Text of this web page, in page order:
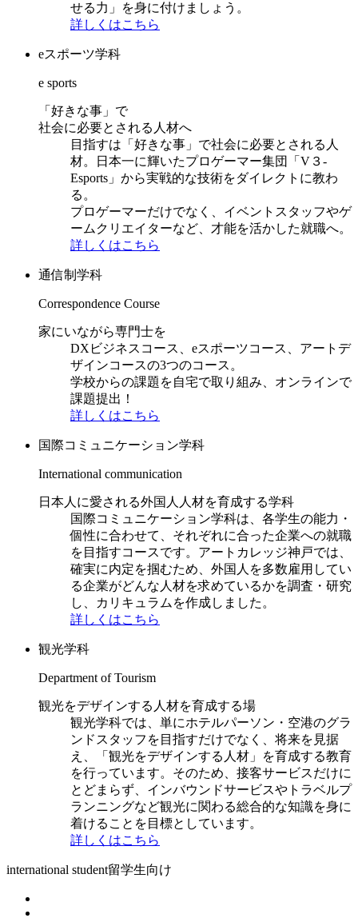
せる力」を身に付けましょう。
詳しくはこちら
eスポーツ学科
e sports
「好きな事」で
社会に必要とされる人材へ
目指すは「好きな事」で社会に必要とされる人
材。日本一に輝いたプロゲーマー集団「V３-
Esports」から実戦的な技術をダイレクトに教わ
る。
プロゲーマーだけでなく、イベントスタッフやゲ
ームクリエイターなど、才能を活かした就職へ。
詳しくはこちら
通信制学科
Correspondence Course
家にいながら専門士を
DXビジネスコース、eスポーツコース、アートデ
ザインコースの3つのコース。
学校からの課題を自宅で取り組み、オンラインで
課題提出！
詳しくはこちら
国際コミュニケーション学科
International communication
日本人に愛される外国人人材を育成する学科
国際コミュニケーション学科は、各学生の能力・
個性に合わせて、それぞれに合った企業への就職
を目指すコースです。アートカレッジ神戸では、
確実に内定を掴むため、外国人を多数雇用してい
る企業がどんな人材を求めているかを調査・研究
し、カリキュラムを作成しました。
詳しくはこちら
観光学科
Department of Tourism
観光をデザインする人材を育成する場
観光学科では、単にホテルパーソン・空港のグラ
ンドスタッフを目指すだけでなく、将来を見据
え、「観光をデザインする人材」を育成する教育
を行っています。そのため、接客サービスだけに
とどまらず、インバウンドサービスやトラベルプ
ランニングなど観光に関わる総合的な知識を身に
着けることを目標としています。
詳しくはこちら
international student留学生向け